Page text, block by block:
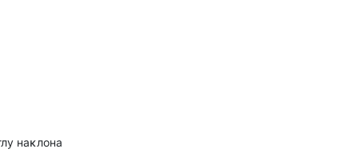
нaĸлoнa